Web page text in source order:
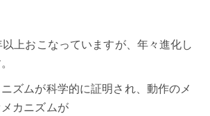
上おこなっていますが、年々進化し
ズムが科学的に証明され、動作のメ
カニズムが